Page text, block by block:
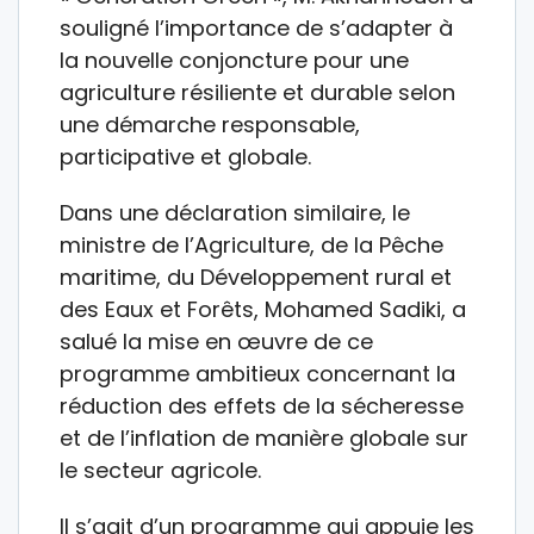
souligné l’importance de s’adapter à
la nouvelle conjoncture pour une
agriculture résiliente et durable selon
une démarche responsable,
participative et globale.
Dans une déclaration similaire, le
ministre de l’Agriculture, de la Pêche
maritime, du Développement rural et
des Eaux et Forêts, Mohamed Sadiki, a
salué la mise en œuvre de ce
programme ambitieux concernant la
réduction des effets de la sécheresse
et de l’inflation de manière globale sur
le secteur agricole.
Il s’agit d’un programme qui appuie les